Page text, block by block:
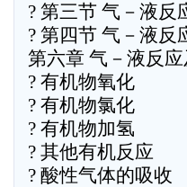
? 第三节 气－液反
? 第四节 气－液反
第六章 气－液反
? 有机物氧化
? 有机物氯化
? 有机物加氢
? 其他有机反应
? 酸性气体的吸收